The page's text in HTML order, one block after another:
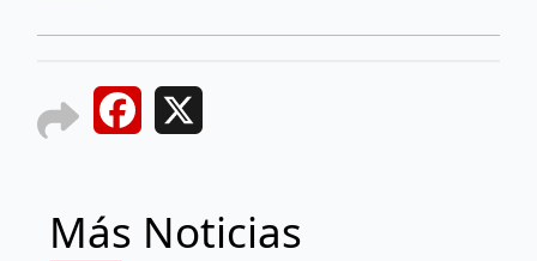
Facebook
Más Noticias